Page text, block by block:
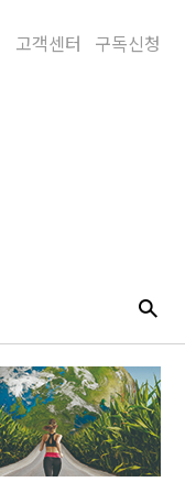
고객센터 구독신청